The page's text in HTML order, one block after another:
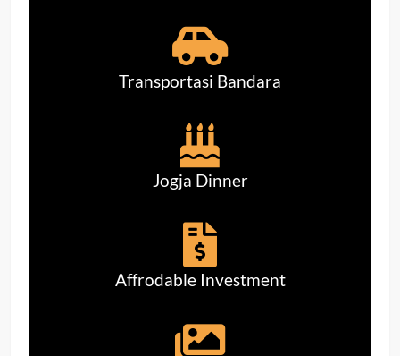
Transportasi Bandara
Jogja Dinner
Affrodable Investment